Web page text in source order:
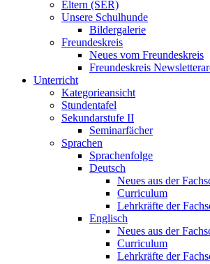
Eltern (SER)
Unsere Schulhunde
Bildergalerie
Freundeskreis
Neues vom Freundeskreis
Freundeskreis
Unterricht
Kategorieansicht
Stundentafel
Sekundarstufe II
Seminarfächer
Sprachen
Sprachenfolge
Deutsch
Neues aus der
Curriculum
Lehrkräfte der
Englisch
Neues aus der
Curriculum
Lehrkräfte der